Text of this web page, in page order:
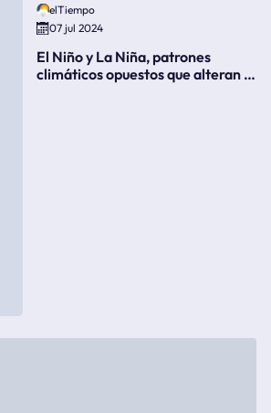
elTiempo
07 jul 2024
El Niño y La Niña, patrones
climáticos opuestos que alteran la